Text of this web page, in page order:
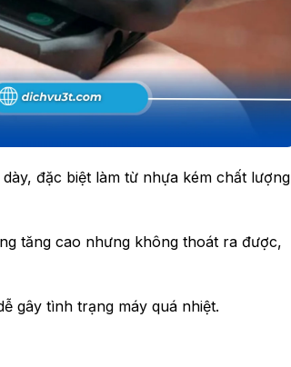
đặc biệt làm từ nhựa kém chất lượng
tăng cao nhưng không thoát ra được,
gây tình trạng máy quá nhiệt.